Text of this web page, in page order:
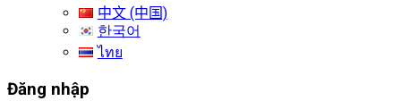
中文 (中国)
한국어
ไทย
Đăng nhập